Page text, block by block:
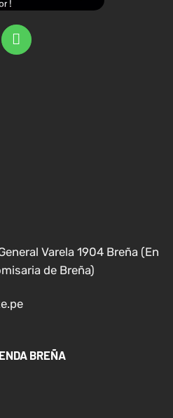
Varela 1904 Breña (En
de Breña)
BREÑA